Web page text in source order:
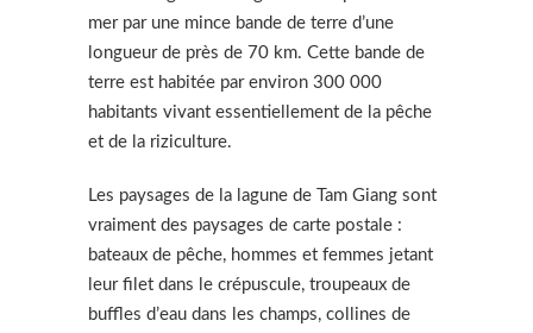
mer par une mince bande de terre d’une
longueur de près de 70 km. Cette bande de
terre est habitée par environ 300 000
habitants vivant essentiellement de la pêche
et de la riziculture.
Les paysages de la lagune de Tam Giang sont
vraiment des paysages de carte postale :
bateaux de pêche, hommes et femmes jetant
leur filet dans le crépuscule, troupeaux de
buffles d’eau dans les champs, collines de